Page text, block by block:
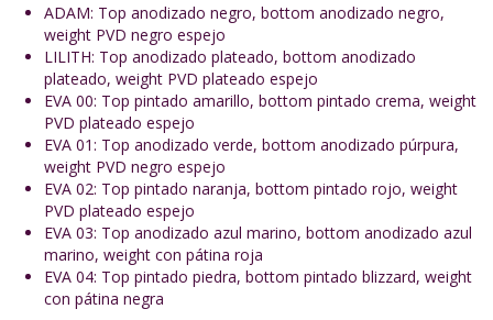
ADAM: Top anodizado negro, bottom anodizado negro,
weight PVD negro espejo
LILITH: Top anodizado plateado, bottom anodizado
plateado, weight PVD plateado espejo
EVA 00: Top pintado amarillo, bottom pintado crema, weight
PVD plateado espejo
EVA 01: Top anodizado verde, bottom anodizado púrpura,
weight PVD negro espejo
EVA 02: Top pintado naranja, bottom pintado rojo, weight
PVD plateado espejo
EVA 03: Top anodizado azul marino, bottom anodizado azul
marino, weight con pátina roja
EVA 04: Top pintado piedra, bottom pintado blizzard, weight
con pátina negra